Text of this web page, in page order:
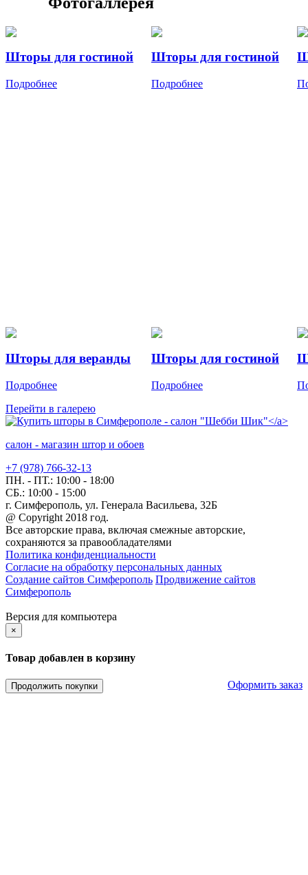
Шторы для гостиной
Подробнее
Шторы для гостиной
Подробнее
Шторы для веранды
Подробнее
Шторы для гостиной
Подробнее
Перейти в галерею
салон - магазин штор и обоев
+7 (978) 766-32-13
ПН. - ПТ.: 10:00 - 18:00
СБ.: 10:00 - 15:00
г. Симферополь, ул. Генерала Васильева, 32Б
@ Copyright 2018 год.
Все авторские права, включая смежные авторские,
сохраняются за правообладателями
Политика конфиденциальности
Согласие на обработку персональных данных
Создание сайтов Симферополь Продвижение сайтов
Симферополь
Версия для компьютера
×
Товар добавлен в корзину
Продолжить покупки Оформить заказ